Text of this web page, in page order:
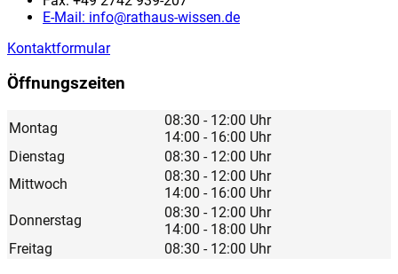
E-Mail: info@rathaus-wissen.de
Kontaktformular
Öffnungszeiten
Montag
08:30 - 12:00 Uhr
14:00 - 16:00 Uhr
Dienstag
08:30 - 12:00 Uhr
Mittwoch
08:30 - 12:00 Uhr
14:00 - 16:00 Uhr
Donnerstag
08:30 - 12:00 Uhr
14:00 - 18:00 Uhr
Freitag
08:30 - 12:00 Uhr